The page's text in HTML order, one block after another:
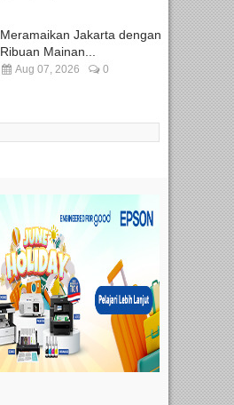
Meramaikan Jakarta dengan
Ribuan Mainan...
Aug 07, 2026 0